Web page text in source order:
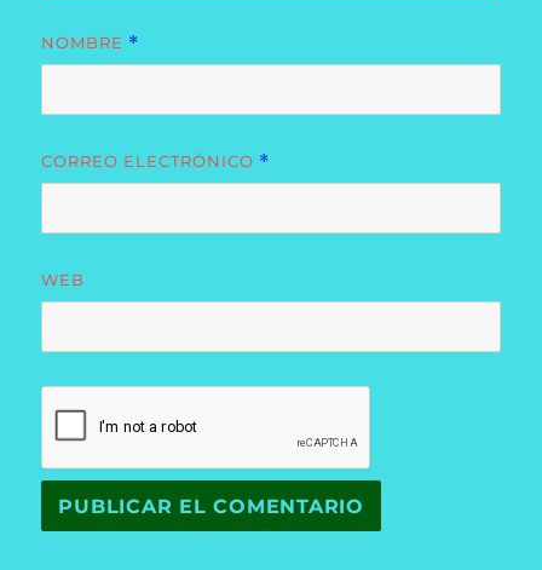
NOMBRE *
CORREO ELECTRÓNICO *
WEB